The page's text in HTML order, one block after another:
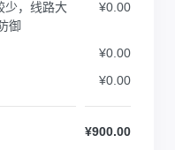
少，线路大
御
¥0.00
¥0.00
¥0.00
¥900.00